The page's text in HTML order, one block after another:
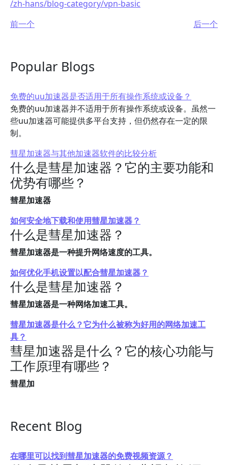
/zh-hans/blog-category/vpn-basic
前一个
后一个
Popular Blogs
免费的uu加速器是否适用于所有操作系统或设备？
免费的uu加速器并不适用于所有操作系统或设备。虽然一
些uu加速器可能提供多平台支持，但仍然存在一定的限
制。
彗星加速器与其他加速器软件的比较分析
什么是彗星加速器？它的主要功能和
优势有哪些？
彗星加速器
如何安全地下载和使用彗星加速器？
什么是彗星加速器？
彗星加速器是一种提升网络速度的工具。
如何优化手机设置以配合彗星加速器？
什么是彗星加速器？
彗星加速器是一种网络加速工具。
彗星加速器是什么？它为什么被称为好用的网络加速工
具？
彗星加速器是什么？它的核心功能与
工作原理有哪些？
彗星加
Recent Blog
在哪里可以找到彗星加速器的免费视频资源？